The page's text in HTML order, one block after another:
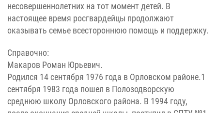
несовершеннолетних на тот момент детей. В
настоящее время росгвардейцы продолжают
оказывать семье всестороннюю помощь и поддержку.
Справочно:
Макаров Роман Юрьевич.
Родился 14 сентября 1976 года в Орловском районе.1
сентября 1983 года пошел в Полозодворскую
среднюю школу Орловского района. В 1994 году,